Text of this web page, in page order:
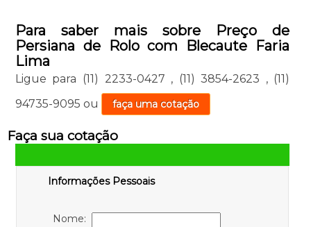
Para saber mais sobre Preço de
Persiana de Rolo com Blecaute Faria
Lima
Ligue para (11) 2233-0427 , (11) 3854-2623 , (11)
94735-9095 ou faça uma cotação
Faça sua cotação
Informações Pessoais
Nome: